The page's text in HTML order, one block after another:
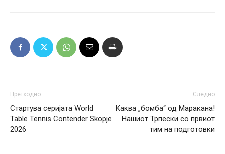
Претходно
Стартува серијата World
Table Tennis Contender Skopje
2026
Следно
Каква „бомба“ од Маракана!
Нашиот Трпески со првиот
тим на подготовки